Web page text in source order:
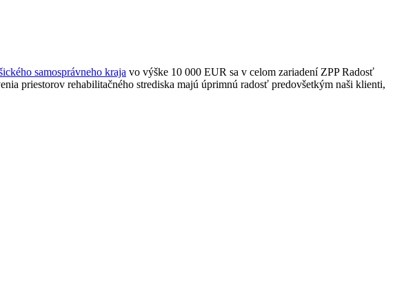
samosprávneho kraja vo výške 10 000 EUR sa v celom zariadení ZPP Radosť
priestorov rehabilitačného strediska majú úprimnú radosť predovšetkým naši klienti,